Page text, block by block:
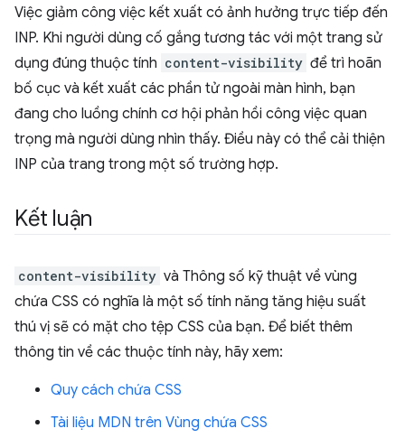
Việc giảm công việc kết xuất có ảnh hưởng trực tiếp đến
INP. Khi người dùng cố gắng tương tác với một trang sử
dụng đúng thuộc tính content-visibility để trì hoãn
bố cục và kết xuất các phần tử ngoài màn hình, bạn
đang cho luồng chính cơ hội phản hồi công việc quan
trọng mà người dùng nhìn thấy. Điều này có thể cải thiện
INP của trang trong một số trường hợp.
Kết luận
content-visibility và Thông số kỹ thuật về vùng
chứa CSS có nghĩa là một số tính năng tăng hiệu suất
thú vị sẽ có mặt cho tệp CSS của bạn. Để biết thêm
thông tin về các thuộc tính này, hãy xem:
Quy cách chứa CSS
Tài liệu MDN trên Vùng chứa CSS